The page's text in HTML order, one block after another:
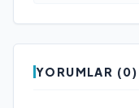
YORUMLAR (0)